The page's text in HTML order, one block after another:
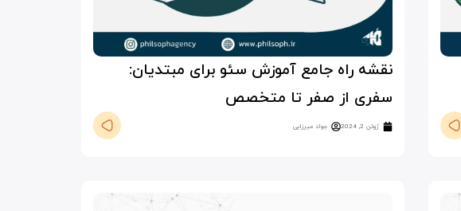
نقشه راه جامع آموزش سئو برای مبتدیان:
سفری از صفر تا متخصص
ژوئن 2, 2024 جواد میرزایی